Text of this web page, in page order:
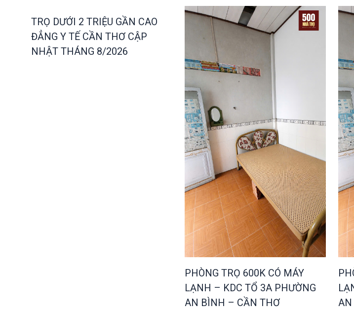
TRỌ DƯỚI 2 TRIỆU GẦN CAO
ĐẲNG Y TẾ CẦN THƠ CẬP
NHẬT THÁNG 8/2026
PHÒNG TRỌ 600K CÓ MÁY
LẠNH – KDC TỔ 3A PHƯỜNG
AN BÌNH – CẦN THƠ